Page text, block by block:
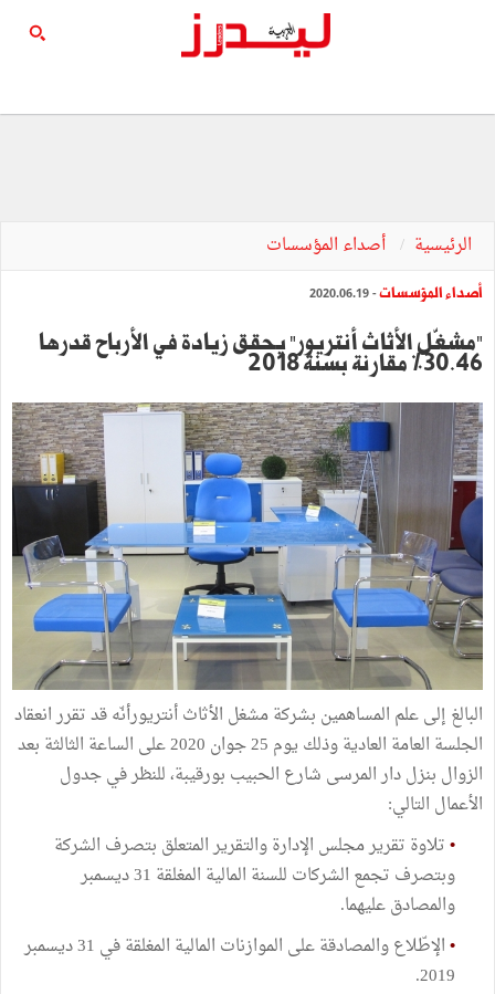
الرئيسية أصداء المؤسسات
أصداء المؤسسات- 2020.06.19
"مشغّل الأثاث أنتريور" يحقق زيادة في الأرباح قدرها
30.46٪ مقارنة بسنة 2018
البالغ إلى علم المساهمين بشركة مشغل الأثاث أنتريورأنّه قد تقرر انعقاد
الجلسة العامة العادية وذلك يوم 25 جوان 2020 على الساعة الثالثة بعد
الزوال بنزل دار المرسى شارع الحبيب بورقيبة، للنظر في جدول
الأعمال التالي:
•تلاوة تقرير مجلس الإدارة والتقرير المتعلق بتصرف الشركة
وبتصرف تجمع الشركات للسنة المالية المغلقة 31 ديسمبر
والمصادق عليهما.
•
الإطّلاع والمصادقة على الموازنات المالية المغلقة في 31 ديسمبر
2019.